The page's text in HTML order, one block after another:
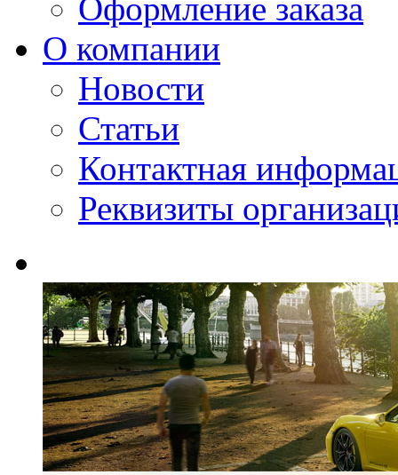
Оформление заказа
О компании
Новости
Статьи
Контактная
Реквизиты